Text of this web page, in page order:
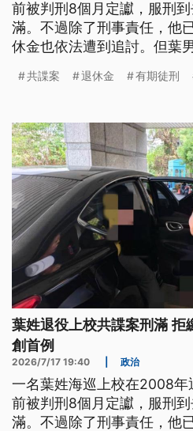
前被判刑8個月定讞，服刑
滿。不過除了刑事責任，他
休金也依法遭到追討。但葉
金，也提不出清償計畫，遭
共諜案 退休金 有期徒刑
葉姓退役上校共諜案刑滿 拒
創首例
2026/7/17 19:40 政治
一名葉姓海巡上校在2008
前被判刑8個月定讞，服刑
滿。不過除了刑事責任，他